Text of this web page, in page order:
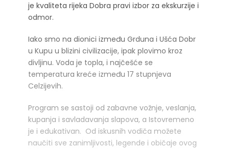
je kvaliteta rijeka Dobra pravi izbor za ekskurzije i
odmor.
Iako smo na dionici između Grduna i Ušća Dobr
u Kupu u blizini civilizacije, ipak plovimo kroz
divljinu. Voda je topla, i najčešće se
temperatura kreće između 17 stupnjeva
Celzijevih.
Program se sastoji od zabavne vožnje, veslanja,
kupanja i savladavanja slapova, a Istovremeno
je i edukativan. Od iskusnih vodiča možete
naučiti sve zanimljivosti, legende i običaje ovog